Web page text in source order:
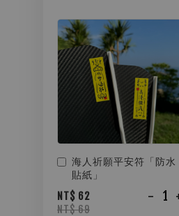
海人祈願平安符「防水
貼紙」
NT$ 62
NT$ 69
-